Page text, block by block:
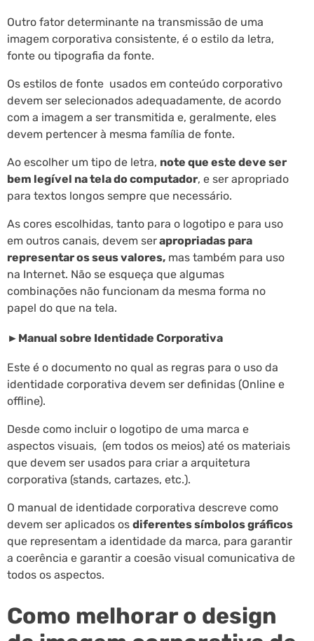
Outro fator determinante na transmissão de uma
imagem corporativa consistente, é o estilo da letra,
fonte ou tipografia da fonte.
Os estilos de fonte usados em conteúdo corporativo
devem ser selecionados adequadamente, de acordo
com a imagem a ser transmitida e, geralmente, eles
devem pertencer à mesma família de fonte.
Ao escolher um tipo de letra, note que este deve ser
bem legível na tela do computador, e ser apropriado
para textos longos sempre que necessário.
As cores escolhidas, tanto para o logotipo e para uso
em outros canais, devem serapropriadas para
representar os seus valores, mas também para uso
na Internet. Não se esqueça que algumas
combinações não funcionam da mesma forma no
papel do que na tela.
► Manual sobre Identidade Corporativa
Este é o documento no qual as regras para o uso da
identidade corporativa devem ser definidas (Online e
offline).
Desde como incluir o logotipo de uma marca e
aspectos visuais, (em todos os meios) até os materiais
que devem ser usados para criar a arquitetura
corporativa (stands, cartazes, etc.).
O manual de identidade corporativa descreve como
devem ser aplicados os diferentes símbolos gráficos
que representam a identidade da marca, para garantir
a coerência e garantir a coesão visual comunicativa de
todos os aspectos.
Como melhorar o design